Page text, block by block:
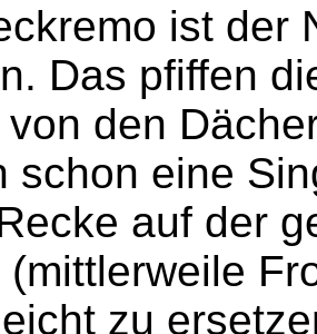
ist der
Das pfiffen
von den
schon eine
auf der
(mittlerweile
zu